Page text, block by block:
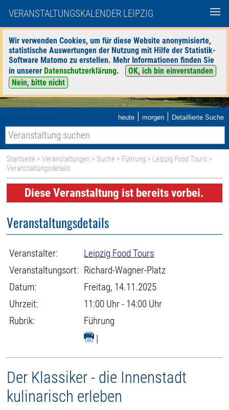
VERANSTALTUNGSKALENDER LEIPZIG
Wir verwenden Cookies, um für diese Website anonymisierte,
statistische Auswertungen der Nutzung mit Hilfe der Statistik-
Software Matomo zu erstellen. Mehr Informationen finden Sie
in unserer Datenschutzerklärung.
OK, ich bin einverstanden
Nein, bitte nicht
heute | morgen | Detaillierte Suche
Startseite >Veranstaltungen > Suche > Führung > Leipzig Food Tours >
Veranstaltungsdetails
Diese Veranstaltung ist bereits vorbei.
Veranstaltungsdetails
Veranstalter:
Leipzig Food Tours
Veranstaltungsort: Richard-Wagner-Platz
Datum:
Freitag, 14.11.2025
Uhrzeit:
11:00 Uhr - 14:00 Uhr
Rubrik:
Führung
|
Der Klassiker - die Innenstadt
kulinarisch erleben